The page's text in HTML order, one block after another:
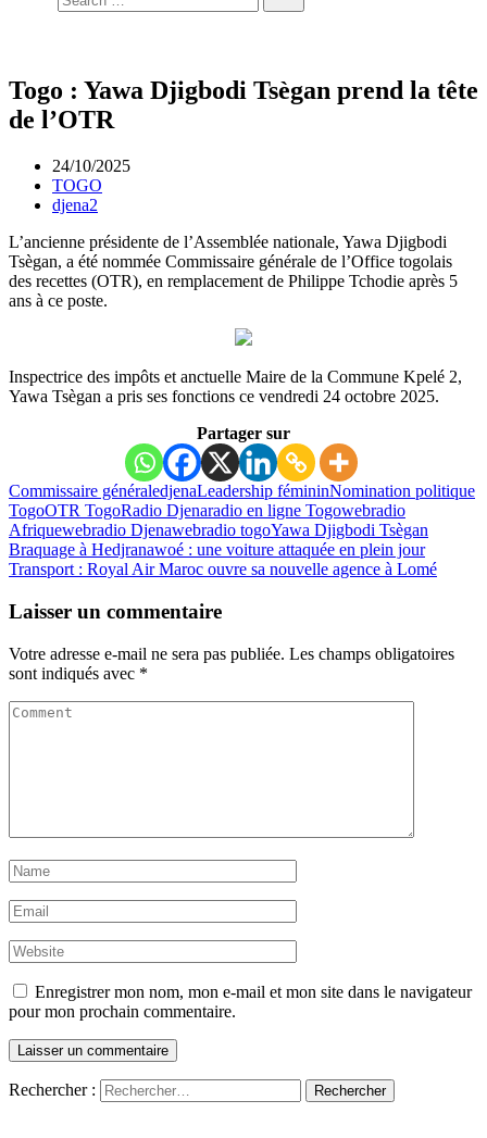
Togo : Yawa Djigbodi Tsègan prend la tête
de l’OTR
24/10/2025
TOGO
djena2
L’ancienne présidente de l’Assemblée nationale, Yawa Djigbodi
Tsègan, a été nommée Commissaire générale de l’Office togolais
des recettes (OTR), en remplacement de Philippe Tchodie après 5
ans à ce poste.
Inspectrice des impôts et anctuelle Maire de la Commune Kpelé 2,
Yawa Tsègan a pris ses fonctions ce vendredi 24 octobre 2025.
Partager sur
Commissaire généraledjenaLeadership fémininNomination politique
TogoOTR TogoRadio Djenaradio en ligne Togowebradio
Afriquewebradio Djenawebradio togoYawa Djigbodi Tsègan
Braquage à Hedjranawoé : une voiture attaquée en plein jour
Transport : Royal Air Maroc ouvre sa nouvelle agence à Lomé
Laisser un commentaire
Votre adresse e-mail ne sera pas publiée. Les champs obligatoires
sont indiqués avec *
Enregistrer mon nom, mon e-mail et mon site dans le navigateur
pour mon prochain commentaire.
Rechercher :